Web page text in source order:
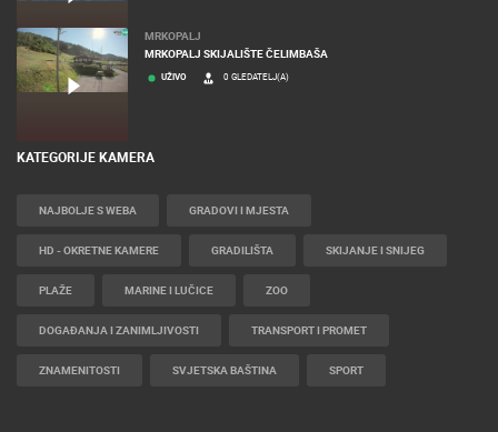
MRKOPALJ
MRKOPALJ SKIJALIŠTE ČELIMBAŠA
UŽIVO 0 GLEDATELJ(A)
KATEGORIJE KAMERA
NAJBOLJE S WEBA GRADOVI I MJESTA
HD - OKRETNE KAMERE GRADILIŠTA SKIJANJE I SNIJEG
PLAŽE MARINE I LUČICE ZOO
DOGAĐANJA I ZANIMLJIVOSTI TRANSPORT I PROMET
ZNAMENITOSTI SVJETSKA BAŠTINA SPORT